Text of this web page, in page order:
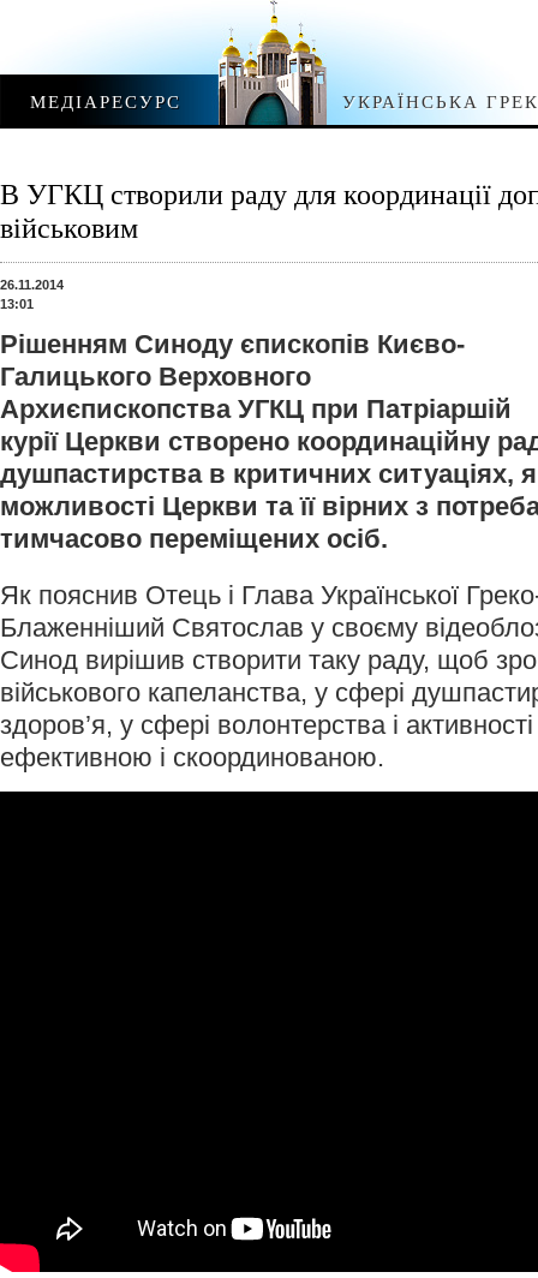
МЕДІАРЕСУРС УКРАЇНСЬКА
В УГКЦ створили раду для координації
військовим
26.11.2014
13:01
Рішенням Синоду єпископів Києво-
Галицького Верховного
Архиєпископства УГКЦ при Патріаршій
курії Церкви створено координаційну
душпастирства в критичних ситуаціях,
можливості Церкви та її вірних з
тимчасово переміщених осіб.
Як пояснив Отець і Глава Української
Блаженніший Святослав у своєму
Синод вирішив створити таку раду, щоб
військового капеланства, у сфері
здоров’я, у сфері волонтерства і
ефективною і скоординованою.